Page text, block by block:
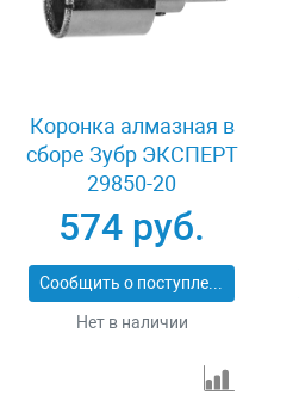
Коронка алмазная в
сборе Зубр ЭКСПЕРТ
29850-20
574 руб.
Сообщить о поступлении
Нет в наличии